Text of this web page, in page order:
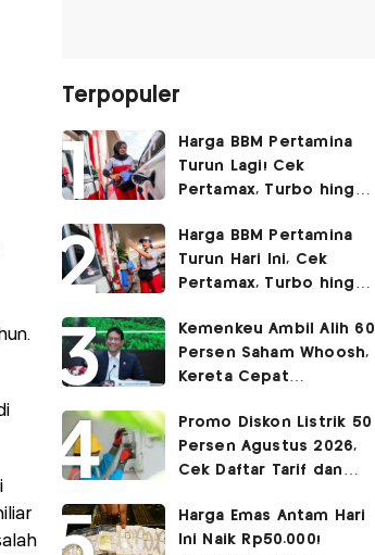
Terpopuler
Harga BBM Pertamina
Turun Lagi! Cek
Pertamax, Turbo hingga
Agustus 2026
Harga BBM Pertamina
Turun Hari Ini, Cek
Pertamax, Turbo hingga
2026
Kemenkeu Ambil Alih 60
Persen Saham Whoosh,
Kereta Cepat
Surabaya
Promo Diskon Listrik 50
Persen Agustus 2026,
Cek Daftar Tarif dan
Harga Emas Antam Hari
Ini Naik Rp50.000!